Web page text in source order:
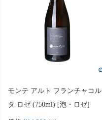
モンテ アルト フランチャコル
タ ロゼ (750ml) [泡・ロゼ]